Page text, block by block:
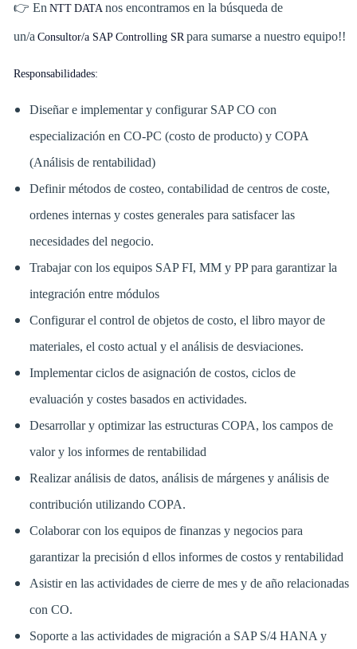
👉 EnNTT DATA nos encontramos en la búsqueda de
un/a Consultor/a SAP Controlling SRpara sumarse a nuestro equipo!!
Responsabilidades:
Diseñar e implementar y configurar SAP CO con
especialización en CO-PC (costo de producto) y COPA
(Análisis de rentabilidad)
Definir métodos de costeo, contabilidad de centros de coste,
ordenes internas y costes generales para satisfacer las
necesidades del negocio.
Trabajar con los equipos SAP FI, MM y PP para garantizar la
integración entre módulos
Configurar el control de objetos de costo, el libro mayor de
materiales, el costo actual y el análisis de desviaciones.
Implementar ciclos de asignación de costos, ciclos de
evaluación y costes basados en actividades.
Desarrollar y optimizar las estructuras COPA, los campos de
valor y los informes de rentabilidad
Realizar análisis de datos, análisis de márgenes y análisis de
contribución utilizando COPA.
Colaborar con los equipos de finanzas y negocios para
garantizar la precisión d ellos informes de costos y rentabilidad
Asistir en las actividades de cierre de mes y de año relacionadas
con CO.
Soporte a las actividades de migración a SAP S/4 HANA y